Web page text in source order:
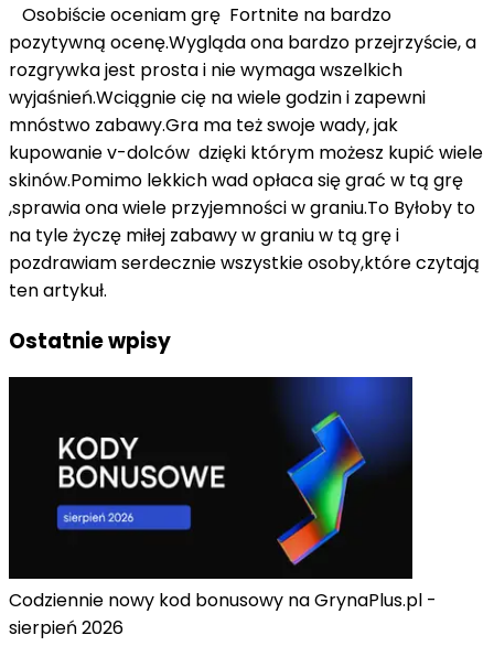
Osobiście oceniam grę Fortnite na bardzo
pozytywną ocenę.Wygląda ona bardzo przejrzyście, a
rozgrywka jest prosta i nie wymaga wszelkich
wyjaśnień.Wciągnie cię na wiele godzin i zapewni
mnóstwo zabawy.Gra ma też swoje wady, jak
kupowanie v-dolców dzięki którym możesz kupić wiele
skinów.Pomimo lekkich wad opłaca się grać w tą grę
,sprawia ona wiele przyjemności w graniu.To Byłoby to
na tyle życzę miłej zabawy w graniu w tą grę i
pozdrawiam serdecznie wszystkie osoby,które czytają
ten artykuł.
Ostatnie wpisy
Codziennie nowy kod bonusowy na GrynaPlus.pl -
sierpień 2026